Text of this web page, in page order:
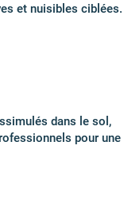
et nuisibles ciblées.
dans le sol,
pour une